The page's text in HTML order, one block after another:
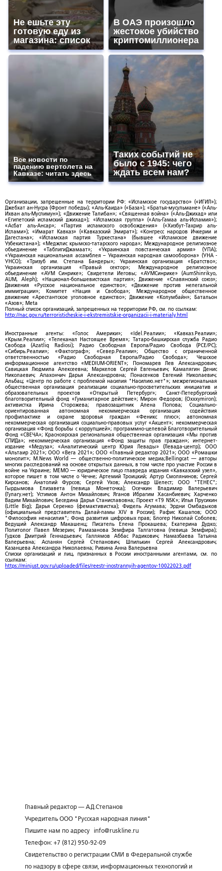
Не ешьте эту
готовую еду из
магазина: список
В ОАЭ произошло
жестокое убийство
криптомиллионера
Все новости по
падению вертолета на
Кавказе: читать здесь
Таких событий не
было с 1945: чего
ждать всем нам?
Организации, запрещенные на территории РФ: «Исламское государство» («ИГИЛ»);
Джебхат ан-Нусра (Фронт победы); «Аль-Каида» («База»); «Братья-мусульмане» («Аль-
Ихван аль-Муслимун»); «Движение Талибан»; «Священная война» («Аль-Джихад» или
«Египетский исламский джихад»); «Исламская группа» («Аль-Гамаа аль-Исламия»);
«Асбат аль-Ансар»; «Партия исламского освобождения» («Хизбут-Тахрир аль-
Ислами»); «Имарат Кавказ» («Кавказский Эмират»); «Конгресс народов Ичкерии и
Дагестана»; «Исламская партия Туркестана» (бывшее «Исламское движение
Узбекистана»); «Меджлис крымско-татарского народа»; Международное религиозное
объединение «ТаблигиДжамаат»; «Украинская повстанческая армия» (УПА);
«Украинская национальная ассамблея – Украинская народная самооборона» (УНА -
УНСО); «Тризуб им. Степана Бандеры»; Украинская организация «Братство»;
Украинская организация «Правый сектор»; Международное религиозное
объединение «АУМ Синрике»; Свидетели Иеговы; «АУМСинрике» (AumShinrikyo,
AUM, Aleph); «Национал-большевистская партия»; Движение «Славянский союз»;
Движения «Русское национальное единство»; «Движение против нелегальной
иммиграции»; Комитет «Нация и Свобода»; Международное общественное
движение «Арестантское уголовное единство»; Движение «Колумбайн»; Батальон
«Азов»; Meta
Полный список организаций, запрещенных на территории РФ, см. по ссылкам:
http://nac.gov.ru/terroristicheskie-i-ekstremistskie-organizacii-i-materialy.html
Иностранные агенты: «Голос Америки»; «Idel.Реалии»; «Кавказ.Реалии»;
«Крым.Реалии»; «Телеканал Настоящее Время»; Татаро-башкирская служба Радио
Свобода (Azatliq Radiosi); Радио Свободная Европа/Радио Свобода (PCE/PC);
«Сибирь.Реалии»; «Фактограф»; «Север.Реалии»; Общество с ограниченной
ответственностью «Радио Свободная Европа/Радио Свобода»; Чешское
информационное агентство «MEDIUM-ORIENT»; Пономарев Лев Александрович;
Савицкая Людмила Алексеевна; Маркелов Сергей Евгеньевич; Камалягин Денис
Николаевич; Апахончич Дарья Александровна; Понасенков Евгений Николаевич;
Альбац; «Центр по работе с проблемой насилия "Насилию.нет"»; межрегиональная
общественная организация реализации социально-просветительских инициатив и
образовательных проектов «Открытый Петербург»; Санкт-Петербургский
благотворительный фонд «Гуманитарное действие»; Мирон Федоров; (Oxxxymiron);
активистка Ирина Сторожева; правозащитник Алена Попова; Социально-
ориентированная автономная некоммерческая организация содействия
профилактике и охране здоровья граждан «Феникс плюс»; автономная
некоммерческая организация социально-правовых услуг «Акцент»; некоммерческая
организация «Фонд борьбы с коррупцией»; программно-целевой Благотворительный
Фонд «СВЕЧА»; Красноярская региональная общественная организация «Мы против
СПИДа»; некоммерческая организация «Фонд защиты прав граждан»; интернет-
издание «Медуза»; «Аналитический центр Юрия Левады» (Левада-центр); ООО
«Альтаир 2021»; ООО «Вега 2021»; ООО «Главный редактор 2021»; ООО «Ромашки
монолит»; M.News World — общественно-политическое медиа;Bellingcat — авторы
многих расследований на основе открытых данных, в том числе про участие России в
войне на Украине; МЕМО — юридическое лицо главреда издания «Кавказский узел»,
которое пишет в том числе о Чечне; Артемий Троицкий; Артур Смолянинов; Сергей
Кирсанов; Анатолий Фурсов; Сергей Ухов; Александр Шелест; ООО "ТЕНЕС";
Гырдымова Елизавета (певица Монеточка); Осечкин Владимир Валерьевич
(Гулагу.нет); Устимов Антон Михайлович; Яганов Ибрагим Хасанбиевич; Харченко
Вадим Михайлович; Беседина Дарья Станиславовна; Проект «T9 NSK»; Илья Прусикин
(Little Big); Дарья Серенко (фемактивистка); Фидель Агумава; Эрдни Омбадыков
(официальный представитель Далай-ламы XIV в России); Рафис Кашапов; ООО
"Философия ненасилия"; Фонд развития цифровых прав; Блогер Николай Соболев;
Ведущий Александр Макашенц; Писатель Елена Прокашева; Екатерина Дудко;
Политолог Павел Мезерин; Рамазанова Земфира Талгатовна (певица Земфира);
Гудков Дмитрий Геннадьевич; Галлямов Аббас Радикович; Намазбаева Татьяна
Валерьевна; Асланян Сергей Степанович; Шпилькин Сергей Александрович;
Казанцева Александра Николаевна; Ривина Анна Валерьевна
Списки организаций и лиц, признанных в России иностранными агентами, см. по
ссылкам:
https://minjust.gov.ru/uploaded/files/reestr-inostrannyih-agentov-10022023.pdf
Главный редактор — А.Д.Степанов
Учредитель ООО "Русская народная линия"
Пишите нам по адресу
info@ruskline.ru
Телефон: +7 (812) 950-92-09
Свидетельство о регистрации СМИ в Федеральной службе
по надзору в сфере связи, информационных технологий и